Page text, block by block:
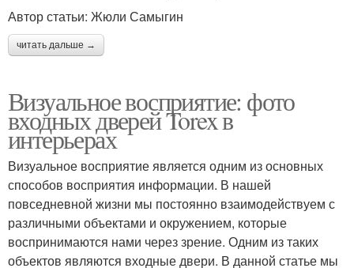
Автор статьи: Жюли Самыгин
читать дальше →
Визуальное восприятие: фото
входных дверей Torex в
интерьерах
Визуальное восприятие является одним из основных
способов восприятия информации. В нашей
повседневной жизни мы постоянно взаимодействуем с
различными объектами и окружением, которые
воспринимаются нами через зрение. Одним из таких
объектов являются входные двери. В данной статье мы